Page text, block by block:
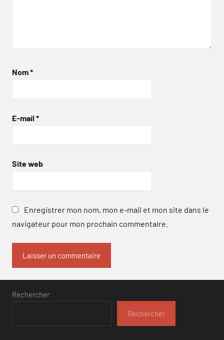
Nom*
E-mail *
Site web
Enregistrer mon nom, mon e-mail et mon site dans le
navigateur pour mon prochain commentaire.
Rechercher
Rechercher